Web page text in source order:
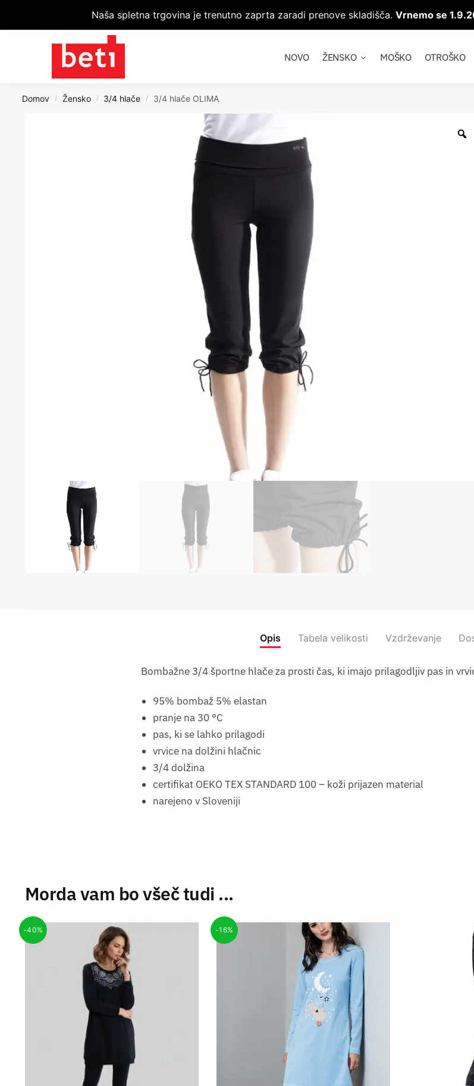
Naša spletna trgovina je trenutno zaprta zaradi prenove skladišča. Vrnemo se
NOVO ŽENSKO MOŠKO OTROŠKO
Domov / Žensko / 3/4 hlače / 3/4 hlače OLIMA
Opis Tabela velikosti Vzdrževanje
Bombažne 3/4 športne hlače za prosti čas, ki imajo prilagodljiv pas in
95% bombaž 5% elastan
pranje na 30 °C
pas, ki se lahko prilagodi
vrvice na dolžini hlačnic
3/4 dolžina
certifikat OEKO TEX STANDARD 100 – koži prijazen material
narejeno v Sloveniji
Morda vam bo všeč tudi ...
-40% -16%